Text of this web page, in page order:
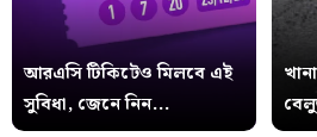
আরএসি টিকিটেও মিলবে এই
সুবিধা, জেনে নিন...